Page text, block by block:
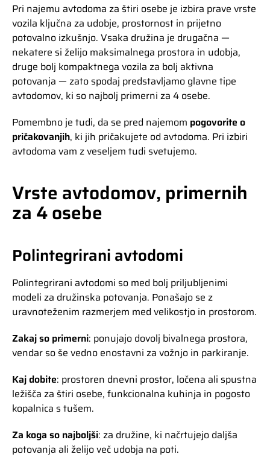
Pri najemu avtodoma za štiri osebe je izbira prave vrste
vozila ključna za udobje, prostornost in prijetno
potovalno izkušnjo. Vsaka družina je drugačna —
nekatere si želijo maksimalnega prostora in udobja,
druge bolj kompaktnega vozila za bolj aktivna
potovanja — zato spodaj predstavljamo glavne tipe
avtodomov, ki so najbolj primerni za 4 osebe.
Pomembno je tudi, da se pred najemom pogovorite o
pričakovanjih, ki jih pričakujete od avtodoma. Pri izbiri
avtodoma vam z veseljem tudi svetujemo.
Vrste avtodomov, primernih
za 4 osebe
Polintegrirani avtodomi
Polintegrirani avtodomi so med bolj priljubljenimi
modeli za družinska potovanja. Ponašajo se z
uravnoteženim razmerjem med velikostjo in prostorom.
Zakaj so primerni: ponujajo dovolj bivalnega prostora,
vendar so še vedno enostavni za vožnjo in parkiranje.
Kaj dobite: prostoren dnevni prostor, ločena ali spustna
ležišča za štiri osebe, funkcionalna kuhinja in pogosto
kopalnica s tušem.
Za koga so najboljši: za družine, ki načrtujejo daljša
potovanja ali želijo več udobja na poti.